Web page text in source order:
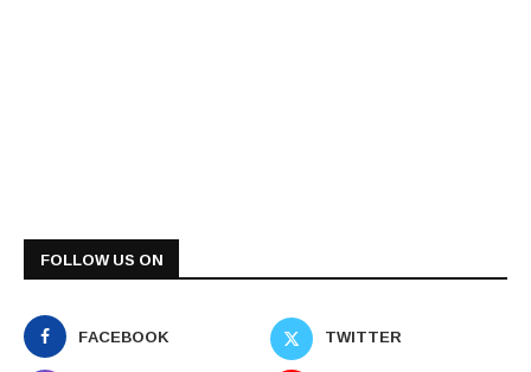
FOLLOW US ON
FACEBOOK
TWITTER